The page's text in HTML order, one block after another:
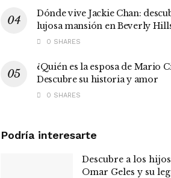
Dónde vive Jackie Chan:
lujosa mansión en Beverly
0 SHARES
¿Quién es la esposa de Mario
Descubre su historia y amor
0 SHARES
Podría interesarte
Descubre a los
Omar Geles y su